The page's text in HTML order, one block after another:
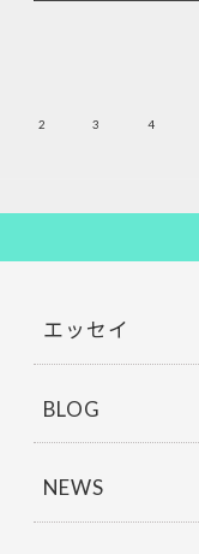
2 3 4
エッセイ
BLOG
NEWS